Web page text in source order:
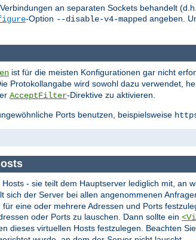
an separaten Sockets behandelt
-Option --disable-v4-mapped angeben.
ist für die meisten Konfigurationen gar nicht
Protokollangabe wird sowohl dazu verwendet,
AcceptFilter-Direktive zu aktivieren.
Ports benutzen, beispielsweise
- sie teilt dem Hauptserver lediglich mit, an
sich der Server bei allen angenommenen
eine oder mehrere Adressen und Ports
oder Ports zu lauschen. Dann sollte ein
dieses virtuellen Hosts festzulegen. Beachten